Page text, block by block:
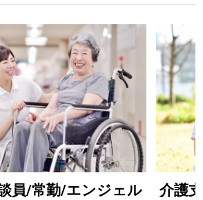
員/常勤/エンジェル
介護